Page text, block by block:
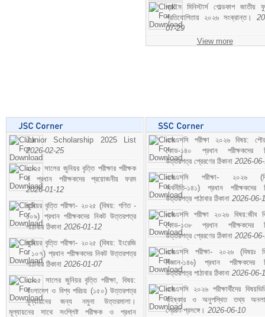
প্রাইম মিনিস্টার্স গোল্ডকাপ জাতীয়
প্রতিযোগিতায় ২০২৬ সংক্রান্ত।
07-29
View more
Junior Scholarship 2025 List
2026-02-25
২০২৫ সালের জুনিয়র বৃত্তি পরীক্ষার পরীক্ষক
ও প্রধান পরীক্ষকদের প্রয়োজনীয় ফরম
2026-01-12
জুনিয়র বৃত্তি পরীক্ষা- ২০২৫ (বিষয়: গণিত -
১০৯) প্রধান পরীক্ষকদের নিকট উত্তরপত্র
পাঠাবার ঠিকানা 2026-01-12
জুনিয়র বৃত্তি পরীক্ষা- ২০২৫ (বিষয়: ইংরেজি
- ১০৭) প্রধান পরীক্ষকদের নিকট উত্তরপত্র
পাঠাবার ঠিকানা 2026-01-07
২০২৫ সালের জুনিয়র বৃত্তি পরীক্ষা, বিষয়:
বাংলাদেশ ও বিশ্ব পরিচয় (১৫০) উত্তরপত্র
মূল্যায়নের জন্য নমুনা উত্তরমালা।
মূল্যায়নের সাথে সংশ্লিষ্ট পরীক্ষক ও প্রধান
এসএসসি পরীক্ষা ২০২৬ বিষয়:
কোড-১৪০ প্রধান পরীক্ষকদের
উত্তরপত্র প্রেরণের ঠিকানা 2026-
এসএসসি পরীক্ষা- ২০২৬
অর্থনীতি-১৪১) প্রধান পরীক্ষকদের
উত্তরপত্র পাঠাবার ঠিকানা 2026-06-
এসএসসি পরীক্ষা ২০২৬ বিষয়:জীব
কোড-১৩৮ প্রধান পরীক্ষকদের
উত্তরপত্র প্রেরণের ঠিকানা 2026-
এসএসসি পরীক্ষা- ২০২৬ (বিষয়ঃ
বিজ্ঞান-১৪৬) প্রধান পরীক্ষকদের
উত্তরপত্র পাঠাবার ঠিকানা 2026-06-
এসএসসি ২০২৬ পরীক্ষার্থীদের
বহিষ্কার ও অনুপস্থিত তথ্য
প্রেরণ প্রসঙ্গে। 2026-06-10